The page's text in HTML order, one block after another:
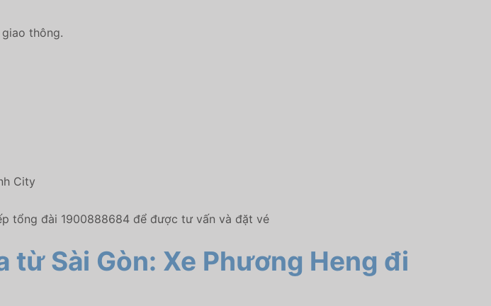
thông.
City
tổng đài 1900888684 để được tư vấn và đặt vé
từ Sài Gòn: Xe Phương Heng đi